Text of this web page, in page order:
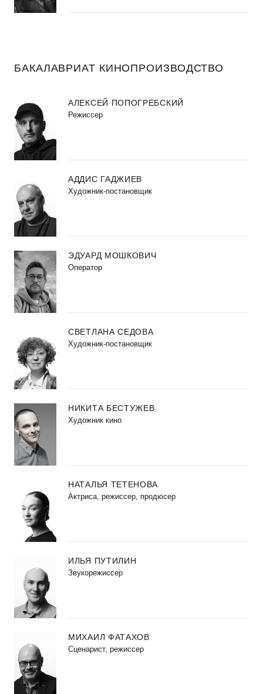
БАКАЛАВРИАТ КИНОПРОИЗВОДСТВО
АЛЕКСЕЙ ПОПОГРЕБСКИЙ
Режиссер
АДДИС ГАДЖИЕВ
Художник-постановщик
ЭДУАРД МОШКОВИЧ
Оператор
СВЕТЛАНА СЕДОВА
Художник-постановщик
НИКИТА БЕСТУЖЕВ
Художник кино
НАТАЛЬЯ ТЕТЕНОВА
Актриса, режиссер, продюсер
ИЛЬЯ ПУТИЛИН
Звукорежиссер
МИХАИЛ ФАТАХОВ
Cценарист, режиссер